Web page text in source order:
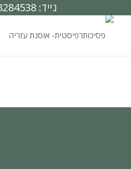
נייד: 052-8284538